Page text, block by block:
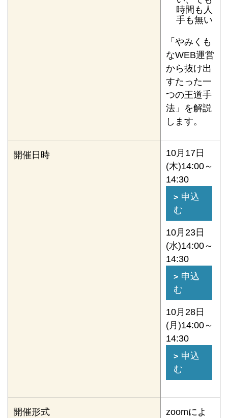
時間も人
手も無い
「やみくも
なWEB運営
から抜け出
すたった一
つの王道手
法」を解説
します。
開催日時
10月17日
(木)14:00～
14:30
申込
む
10月23日
(水)14:00～
14:30
申込
む
10月28日
(月)14:00～
14:30
申込
む
開催形式
zoomによ